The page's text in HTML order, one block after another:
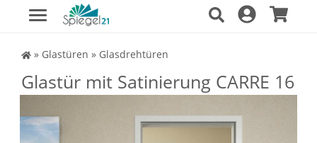
Spiegel Shop
» Glastüren » Glasdrehtüren
Glastür mit Satinierung CARRE 16